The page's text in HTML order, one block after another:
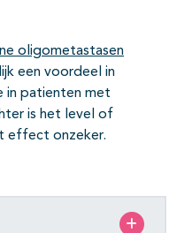
oligometastasen
een voordeel in
in patienten met
is het level of
effect onzeker.